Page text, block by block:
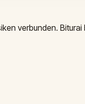
verbunden.